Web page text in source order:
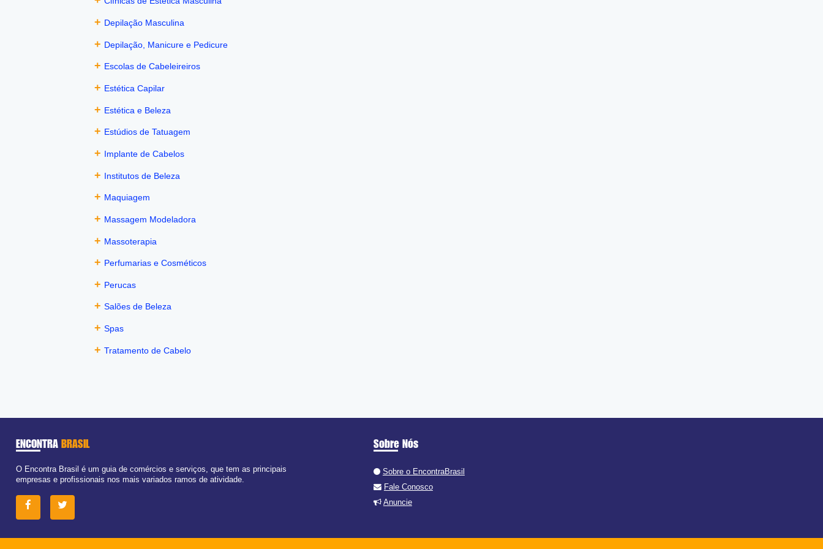
+ Depilação Masculina
+ Depilação, Manicure e Pedicure
+ Escolas de Cabeleireiros
+ Estética Capilar
+ Estética e Beleza
+ Estúdios de Tatuagem
+ Implante de Cabelos
+ Institutos de Beleza
+ Maquiagem
+ Massagem Modeladora
+ Massoterapia
+ Perfumarias e Cosméticos
+ Perucas
+Salões de Beleza
+Spas
+Tratamento de Cabelo
ENCONTRA BRASIL
O Encontra Brasil é um guia de comércios e serviços, que tem as principais
empresas e profissionais nos mais variados ramos de atividade.
Sobre Nós
Sobre o EncontraBrasil
Fale Conosco
Anuncie